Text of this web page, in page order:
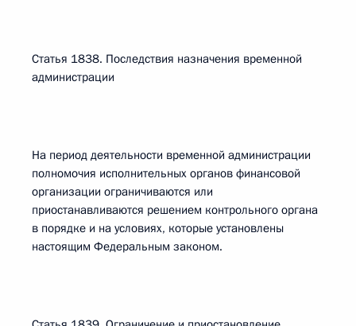
Статья 1838. Последствия назначения временной
администрации
На период деятельности временной администрации
полномочия исполнительных органов финансовой
организации ограничиваются или
приостанавливаются решением контрольного органа
в порядке и на условиях, которые установлены
настоящим Федеральным законом.